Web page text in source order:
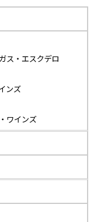
ス・エスクデロ
ンズ
ワインズ